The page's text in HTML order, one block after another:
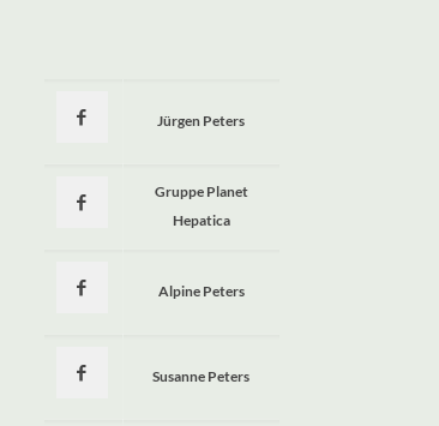
Jürgen Peters
Gruppe Planet
Hepatica
Alpine Peters
Susanne Peters